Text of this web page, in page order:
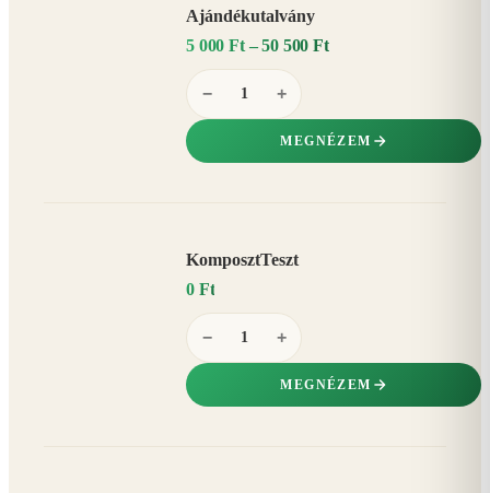
Ajándékutalvány
5 000 Ft – 50 500 Ft
− +
MEGNÉZEM
KomposztTeszt
0 Ft
− +
MEGNÉZEM